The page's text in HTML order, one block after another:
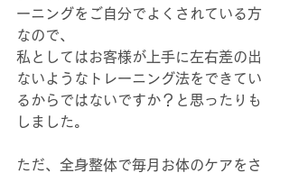
ーニングをご自分でよくされている方
なので、
私としてはお客様が上手に左右差の出
ないようなトレーニング法をできてい
るからではないですか？と思ったりも
しました。
ただ、全身整体で毎月お体のケアをさ